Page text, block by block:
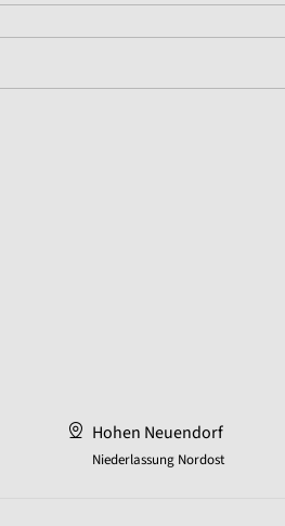
Hohen Neuendorf
Niederlassung Nordost